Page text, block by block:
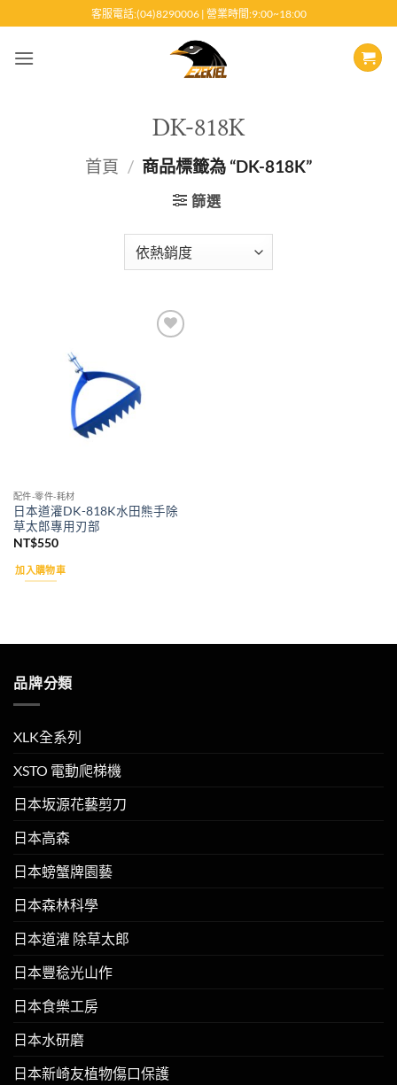
至
客服電話:(04)8290006 | 營業時間:9:00~18:00
DK-818K
首頁 / 商品標籤為 “DK-818K”
篩選
配件-零件-耗材
日本道灌DK-818K水田熊手除
草太郎專用刃部
NT$550
加入購物車
品牌分類
XLK全系列
XSTO 電動爬梯機
日本坂源花藝剪刀
日本高森
日本螃蟹牌園藝
日本森林科學
日本道灌 除草太郎
日本豐稔光山作
日本食樂工房
日本水研磨
日本新崎友植物傷口保護